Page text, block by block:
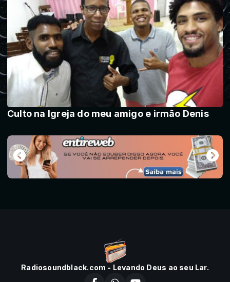
Culto na Igreja do meu amigo e irmão Denis
Radiosoundblack.com - Levando Deus ao seu Lar.